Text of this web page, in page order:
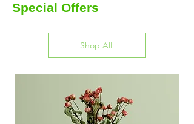
Special Offers
Shop All